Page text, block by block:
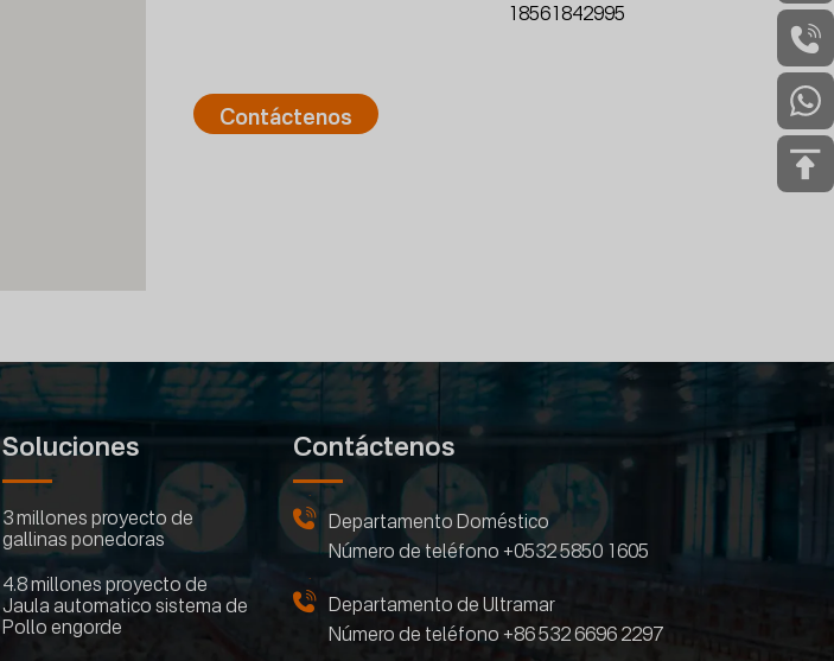
18561842995
Contáctenos
Soluciones
3 millones proyecto de
gallinas ponedoras
4.8 millones proyecto de
Jaula automatico sistema de
Pollo engorde
Contáctenos
Departamento Doméstico
Número de teléfono +0532 5850 1605
Departamento de Ultramar
Número de teléfono +86 532 6696 2297